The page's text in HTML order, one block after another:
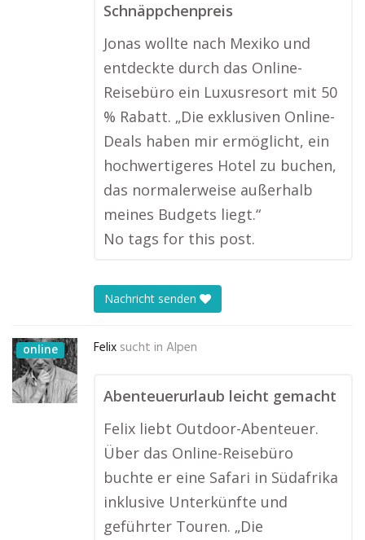
Schnäppchenpreis
Jonas wollte nach Mexiko und
entdeckte durch das Online-
Reisebüro ein Luxusresort mit 50
% Rabatt. „Die exklusiven Online-
Deals haben mir ermöglicht, ein
hochwertigeres Hotel zu buchen,
das normalerweise außerhalb
meines Budgets liegt.“
No tags for this post.
Nachricht senden
online Felix sucht in Alpen
Abenteuerurlaub leicht gemacht
Felix liebt Outdoor-Abenteuer.
Über das Online-Reisebüro
buchte er eine Safari in Südafrika
inklusive Unterkünfte und
geführter Touren. „Die